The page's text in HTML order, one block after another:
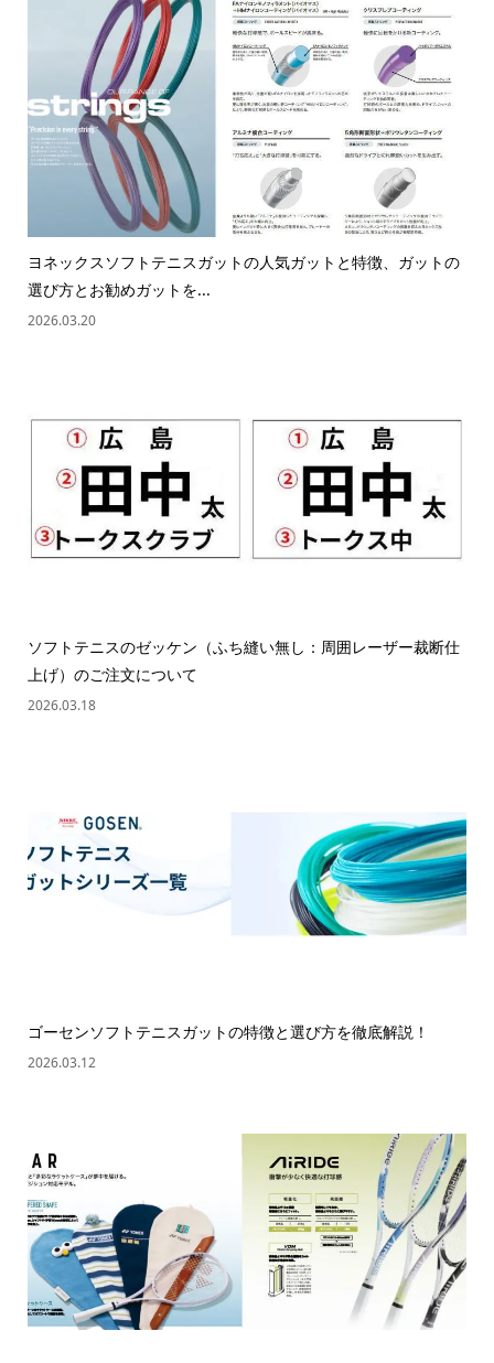
ヨネックスソフトテニスガットの人気ガットと特徴、ガットの
選び方とお勧めガットを...
2026.03.20
ソフトテニスのゼッケン（ふち縫い無し：周囲レーザー裁断仕
上げ）のご注文について
2026.03.18
ゴーセンソフトテニスガットの特徴と選び方を徹底解説！
2026.03.12